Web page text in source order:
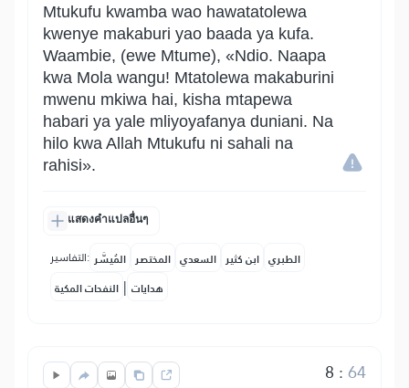
Mtukufu kwamba wao hawatatolewa
kwenye makaburi yao baada ya kufa.
Waambie, (ewe Mtume), «Ndio. Naapa
kwa Mola wangu! Mtatolewa makaburini
mwenu mkiwa hai, kisha mtapewa
habari ya yale mliyoyafanya duniani. Na
hilo kwa Allah Mtukufu ni sahali na
rahisi».
แสดงคำแปลอื่นๆ
التفاسير: المُيسَّر المختصر السعدي ابن كثير الطبري
النفحات المكية | هدايات
8 :64